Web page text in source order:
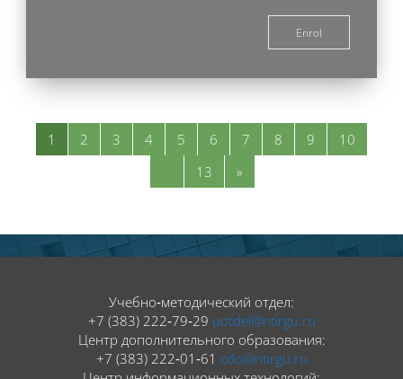
Enrol
1 Page 1
2 Page 2
3 Page 3
4Page 4
5 Page 5
6 Page 6
7 Page 7
8 Page 8
9 Page 9
10
…
13Page 13
»Next page
Blocks
Учебно‑методический отдел:
+7 (383) 222‑79‑29 uotdel@ntirgu.ru
Центр дополнительного образования:
+7 (383) 222‑01‑61 cdo@ntirgu.ru